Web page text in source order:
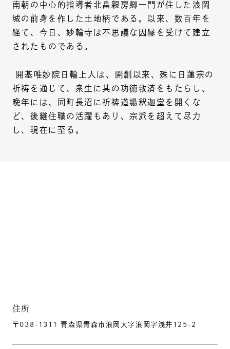
南朝の中心的指導者北畠親房卿一門が住した浪岡
城の前身を作した土地柄である。以来、数百年を
経て、今日、妙輪寺は不思議な因縁を受けて建立
されたものである。
開基唯妙院日輪上人は、開創以来、殊に日蓮宗の
祈祷を通じて、衆生に其の功徳救済をもたらし、
晩年には、同町長沼に祈祷道場釈迦堂を開くな
ど、後継住職の活躍もあり、宗派を超えて尽力
し、現在に至る。
住所
〒038-1311 青森県青森市浪岡大字浪岡字浅井125-2